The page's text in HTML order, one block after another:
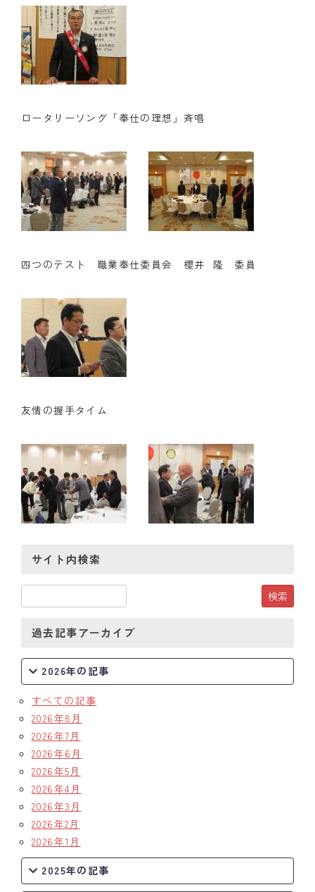
ロータリーソング「奉仕の理想」斉唱
四つのテスト 職業奉仕委員会 櫻井 隆 委員
友情の握手タイム
サイト内検索
過去記事アーカイブ
2026年の記事
すべての記事
2026年8月
2026年7月
2026年6月
2026年5月
2026年4月
2026年3月
2026年2月
2026年1月
2025年の記事